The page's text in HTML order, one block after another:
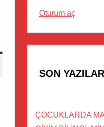
Oturum aç
SON YAZILAR
ÇOCUKLARDA